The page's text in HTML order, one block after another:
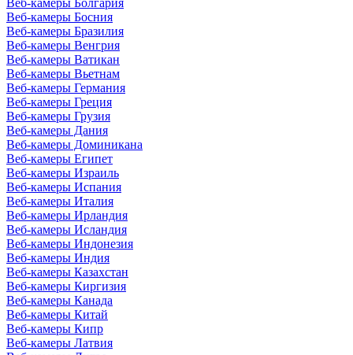
Веб-камеры Болгария
Веб-камеры Босния
Веб-камеры Бразилия
Веб-камеры Венгрия
Веб-камеры Ватикан
Веб-камеры Вьетнам
Веб-камеры Германия
Веб-камеры Греция
Веб-камеры Грузия
Веб-камеры Дания
Веб-камеры Доминикана
Веб-камеры Египет
Веб-камеры Израиль
Веб-камеры Испания
Веб-камеры Италия
Веб-камеры Ирландия
Веб-камеры Исландия
Веб-камеры Индонезия
Веб-камеры Индия
Веб-камеры Казахстан
Веб-камеры Киргизия
Веб-камеры Канада
Веб-камеры Китай
Веб-камеры Кипр
Веб-камеры Латвия